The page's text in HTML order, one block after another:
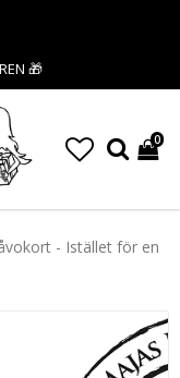
🎁
0
- Istället för en